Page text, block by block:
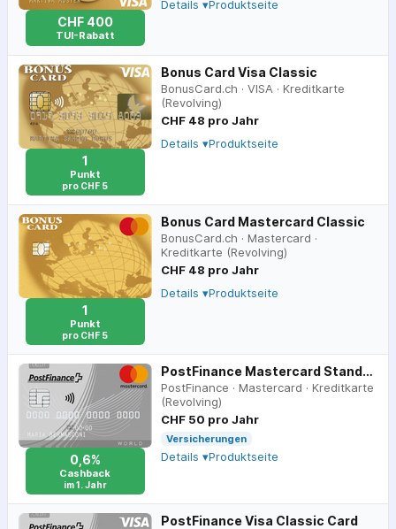
CHF 400
TUI-Rabatt
Details ▾Produktseite
1
Punkt
pro CHF 5
Bonus Card Visa Classic
BonusCard.ch · VISA · Kreditkarte
(Revolving)
CHF 48 pro Jahr
Details ▾Produktseite
1
Punkt
pro CHF 5
Bonus Card Mastercard Classic
BonusCard.ch · Mastercard ·
Kreditkarte (Revolving)
CHF 48 pro Jahr
Details ▾Produktseite
0,6%
Cashback
im 1. Jahr
PostFinance Mastercard Standard
PostFinance · Mastercard · Kreditkarte
(Revolving)
CHF 50 pro Jahr
Versicherungen
Details ▾Produktseite
PostFinance Visa Classic Card